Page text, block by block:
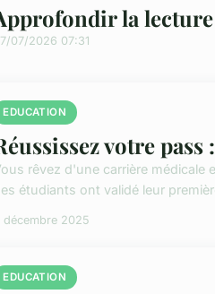
la lecture
07/2026 07:31
EDUCATION
votre
rêvez d'une carrière
étudiants ont validé leur
décembre 2025
EDUCATION